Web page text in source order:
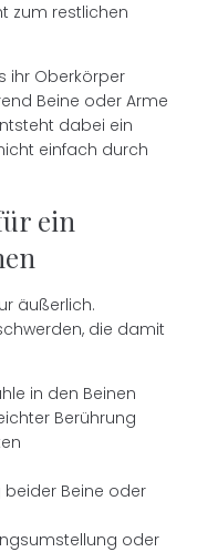
zum restlichen
ihr Oberkörper
Beine oder Arme
dabei ein
einfach durch
ein
äußerlich.
die damit
in den Beinen
Berührung
Beine oder
oder